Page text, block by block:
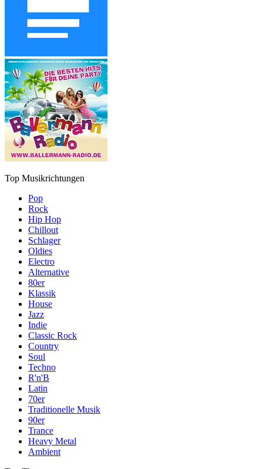
Top Musikrichtungen
Pop
Rock
Hip Hop
Chillout
Schlager
Oldies
Electro
Alternative
80er
Klassik
House
Jazz
Indie
Classic Rock
Country
Soul
Techno
R'n'B
Latin
70er
Traditionelle Musik
90er
Trance
Heavy Metal
Ambient